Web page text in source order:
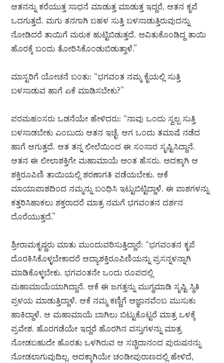
ಆತನನ್ನು ಕರೆಯುತ್ತ ಸಾಧನೆ ಮಾಡುತ್ತ ಮಾಡುತ್ತ ಇದ್ದರೆ, ಆತನ ಕೃಪೆ
ಒದಗುತ್ತದೆ. ಮಗು ತನಗಾಗಿ ಬಹಳ ಸುತ್ತಿ ಬಳಸಾಡುತ್ತಿರುವುದನ್ನು
ನೋಡಿದರೆ ತಾಯಿಗೆ ಮರುಕ ಹುಟ್ಟಿಬಿಡುತ್ತದೆ. ಅವಿತುಕೊಂಡಿದ್ದ ತಾಯಿ
ಹೊರಕ್ಕೆ ಬಂದು ತೋರಿಸಿಕೊಂಡುಬಿಡುತ್ತಾಳೆ.”
ಮಾಸ್ಟರಿಗೆ ಯೋಚನೆ ಬಂತು: “ಭಗವಂತ ನಮ್ಮ ಕೈಯಲ್ಲಿ ಸುತ್ತಿ
ಬಳಸಾಡುವ ಹಾಗೆ ಏಕೆ ಮಾಡಿಸಬೇಕು?”
ಪರಮಹಂಸರು ಒಡನೆಯೇ ಹೇಳಿದರು: “ನಾವು ಒಂದು ಸ್ವಲ್ಪ ಸುತ್ತಿ
ಬಳಸಾಡಬೇಕು ಎಂಬುದು ಆತನ ಇಚ್ಛೆ. ಆಗ ಒಂದು ತಮಾಷೆ ನಡೆದ
ಹಾಗೆ ಆಗುತ್ತದೆ. ಆತ ತನ್ನ ಲೀಲೆಯಿಂದ ಈ ಸಂಸಾರ ಸೃಷ್ಟಿಸಿದ್ದಾನೆ.
ಆತನ ಈ ಲೀಲಾಶಕ್ತಿಗೇ ಮಹಾಮಾಯೆ ಅಂತ ಹೆಸರು. ಅದಕ್ಕಾಗಿ ಆ
ಶಕ್ತಿರೂಪಿಣಿ ತಾಯಿಯಲ್ಲಿ ಶರಣಾಗತಿ ಪಡೆಯಬೇಕು. ಆಕೆ
ಮಾಯಾಪಾಶದಿಂದ ನಮ್ಮನ್ನು ಬಂಧಿಸಿ ಇಟ್ಟುಬಿಟ್ಟಿದ್ದಾಳೆ. ಈ ಪಾಶಗಳನ್ನು
ಕತ್ತರಿಸಿಹಾಕಲು ಶಕ್ತರಾದರೆ ಮಾತ್ರ ನಮಗೆ ಭಗವಂತನ ದರ್ಶನ
ದೊರೆಯುತ್ತದೆ.”
ಶ್ರೀರಾಮಕೃಷ್ಣರು ಮಾತು ಮುಂದುವರಿಸುತ್ತಿದ್ದಾರೆ: “ಭಗವಂತನ ಕೃಪೆ
ದೊರಕಿಸಿಕೊಳ್ಳಬೇಕಾದರೆ ಆದ್ಯಾಶಕ್ತಿರೂಪಿಣಿಯನ್ನು ಪ್ರಸನ್ನಳನ್ನಾಗಿ
ಮಾಡಿಕೊಳ್ಳಬೇಕು. ಭಗವಂತನೇ ಒಂದು ರೂಪದಲ್ಲಿ
ಮಹಾಮಾಯೆಯಾಗಿದ್ದಾನೆ. ಆಕೆ ಈ ಜಗತ್ತನ್ನು ಮುಗ್ಧಮಾಡಿ ಸೃಷ್ಟಿ ಸ್ಥಿತಿ
ಪ್ರಳಯ ಮಾಡುತ್ತಿದ್ದಾಳೆ. ಆಕೆ ನಮ್ಮ ಕಣ್ಣಿಗೆ ಅಜ್ಞಾನವೆಂಬ ಮುಸುಕು
ಹಾಕಿದ್ದಾಳೆ. ಆ ಮಹಾಮಾಯೆ ಬಾಗಿಲು ಬಿಟ್ಟುಕೊಟ್ಟರೆ ಮಾತ್ರ ಒಳಕ್ಕೆ
ಪ್ರವೇಶ. ಹೊರಗಡೆಯೇ ಇದ್ದರೆ ಹೊರಗಿನ ವಸ್ತುಗಳನ್ನು ಮಾತ್ರ
ನೋಡಬಹುದೇ ಹೊರತು ಒಳಗಿರುವ ಆ ಸಚ್ಚಿದಾನಂದ ಪುರುಷನನ್ನು
ನೋಡಲಾಗುವುದಿಲ್ಲ. ಅದಕ್ಕಾಗಿಯೇ ಚಂಡೀಪುರಾಣದಲ್ಲಿ ಹೇಳಿದೆ,